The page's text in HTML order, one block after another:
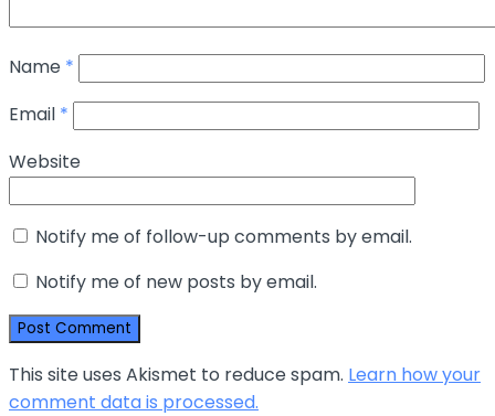
Name *
Email *
Website
Notify me of follow-up comments by email.
Notify me of new posts by email.
This site uses Akismet to reduce spam. Learn how your
comment data is processed.